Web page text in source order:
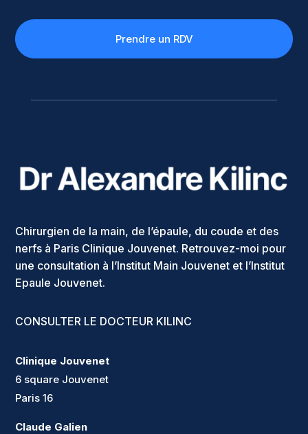
Prendre un RDV
Chirurgien de la main, de l’épaule, du coude et des
nerfs à Paris Clinique Jouvenet. Retrouvez-moi pour
une consultation à l’Institut Main Jouvenet et l’Institut
Epaule Jouvenet.
CONSULTER LE DOCTEUR KILINC
Clinique Jouvenet
6 square Jouvenet
Paris 16
Claude Galien